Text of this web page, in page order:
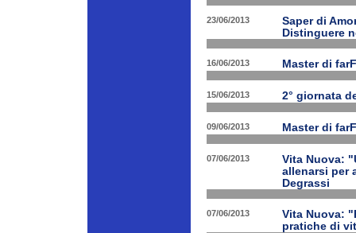
23/06/2013
Saper di
Distinguere
16/06/2013 Master di
15/06/2013 2° giornata
09/06/2013 Master di
07/06/2013
Vita Nuova:
allenarsi per
Degrassi
07/06/2013
Vita Nuova:
pratiche di